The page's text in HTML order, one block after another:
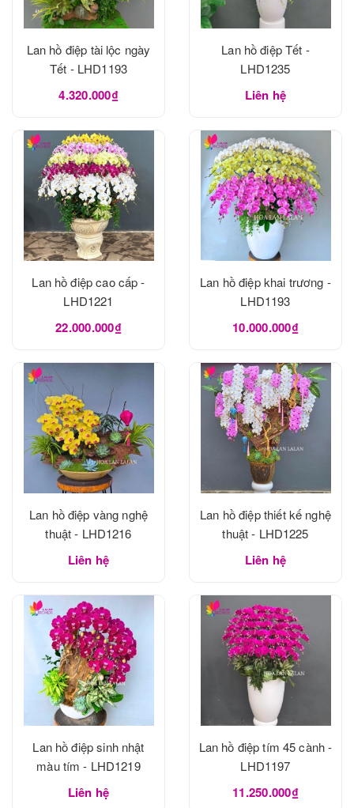
Lan hồ điệp tài lộc ngày
Tết - LHD1193
4.320.000₫
Lan hồ điệp Tết -
LHD1235
Liên hệ
Lan hồ điệp cao cấp -
LHD1221
22.000.000₫
Lan hồ điệp khai trương -
LHD1193
10.000.000₫
Lan hồ điệp vàng nghệ
thuật - LHD1216
Liên hệ
Lan hồ điệp thiết kế nghệ
thuật - LHD1225
Liên hệ
Lan hồ điệp sinh nhật
màu tím - LHD1219
Liên hệ
Lan hồ điệp tím 45 cành -
LHD1197
11.250.000₫